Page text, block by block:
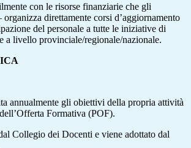
con le risorse finanziarie che gli
organizza direttamente corsi d’aggiornamento
del personale a tutte le iniziative di
a livello provinciale/regionale/nazionale.
annualmente gli obiettivi della propria attività
Formativa (POF).
Collegio dei Docenti e viene adottato dal